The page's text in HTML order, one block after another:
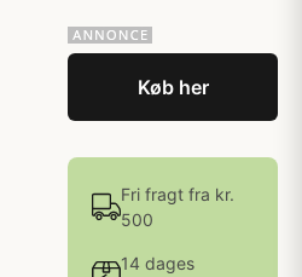
Køb her
Fri fragt fra kr.
500
14 dages